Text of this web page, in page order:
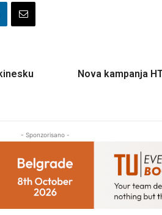
Nova kampanja
- Sponzorisano -